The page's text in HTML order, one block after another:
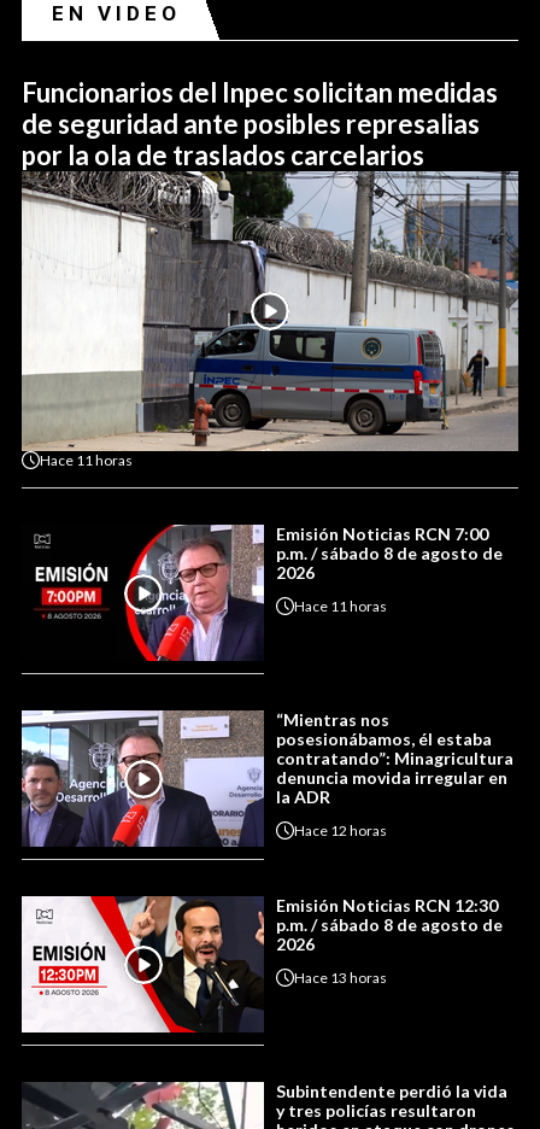
EN VIDEO
Funcionarios del Inpec solicitan medidas
de seguridad ante posibles represalias
por la ola de traslados carcelarios
Hace 11 horas
Emisión Noticias RCN 7:00
p.m. / sábado 8 de agosto de
2026
Hace 11 horas
“Mientras nos
posesionábamos, él estaba
contratando”: Minagricultura
denuncia movida irregular en
la ADR
Hace 12 horas
Emisión Noticias RCN 12:30
p.m. / sábado 8 de agosto de
2026
Hace 13 horas
Subintendente perdió la vida
y tres policías resultaron